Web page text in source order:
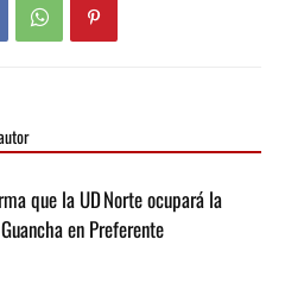
que la UD Norte ocupará la
en Preferente